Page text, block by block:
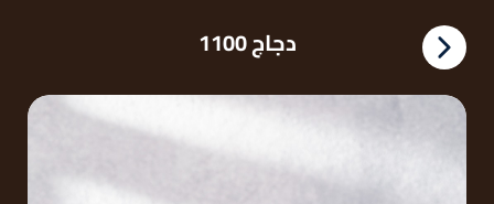
دجاج 1100